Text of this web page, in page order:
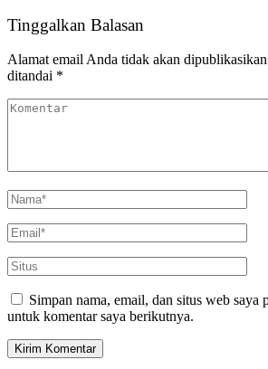
Tinggalkan Balasan
Alamat email Anda tidak akan
ditandai *
Simpan nama, email, dan situs web saya
untuk komentar saya berikutnya.